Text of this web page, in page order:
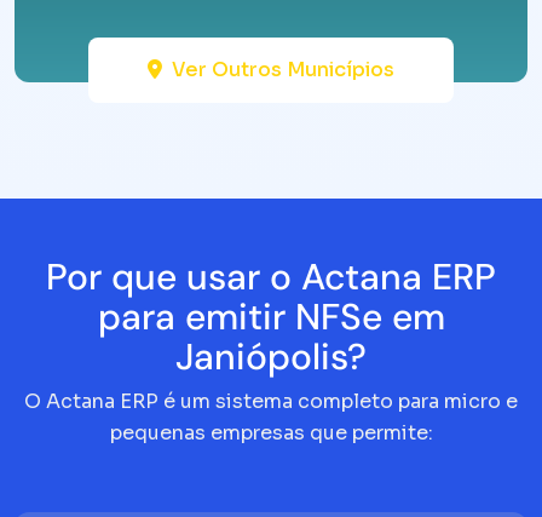
Ver Outros Municípios
Por que usar o Actana ERP
para emitir NFSe em
Janiópolis?
O Actana ERP é um sistema completo para micro e
pequenas empresas que permite: